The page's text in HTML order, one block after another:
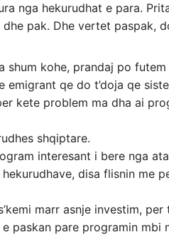
nga hekurudhat e para.
pak. Dhe vertet paspak,
shum kohe, prandaj po
qe do t’doja qe
kete problem ma dha ai
shqiptare.
interesant i bere nga
disa flisnin me
marr asnje investim,
paskan pare programin mbi